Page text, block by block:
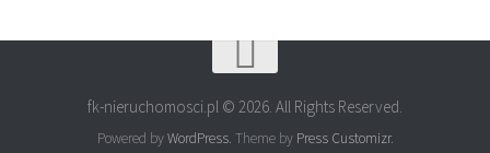
fk-nieruchomosci.pl © 2026. All Rights Reserved.
Powered byWordPress. Theme by Press Customizr.